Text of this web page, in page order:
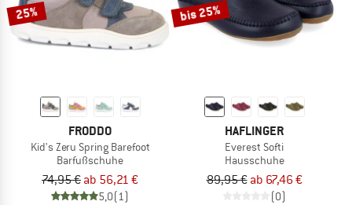
25%
FRODDO
Kid's Zeru Spring Barefoot
Barfußschuhe
74,95 € ab 56,21 €
5,0(1)
bis 25%
HAFLINGER
Everest Softi
Hausschuhe
89,95 € ab 67,46 €
(0)